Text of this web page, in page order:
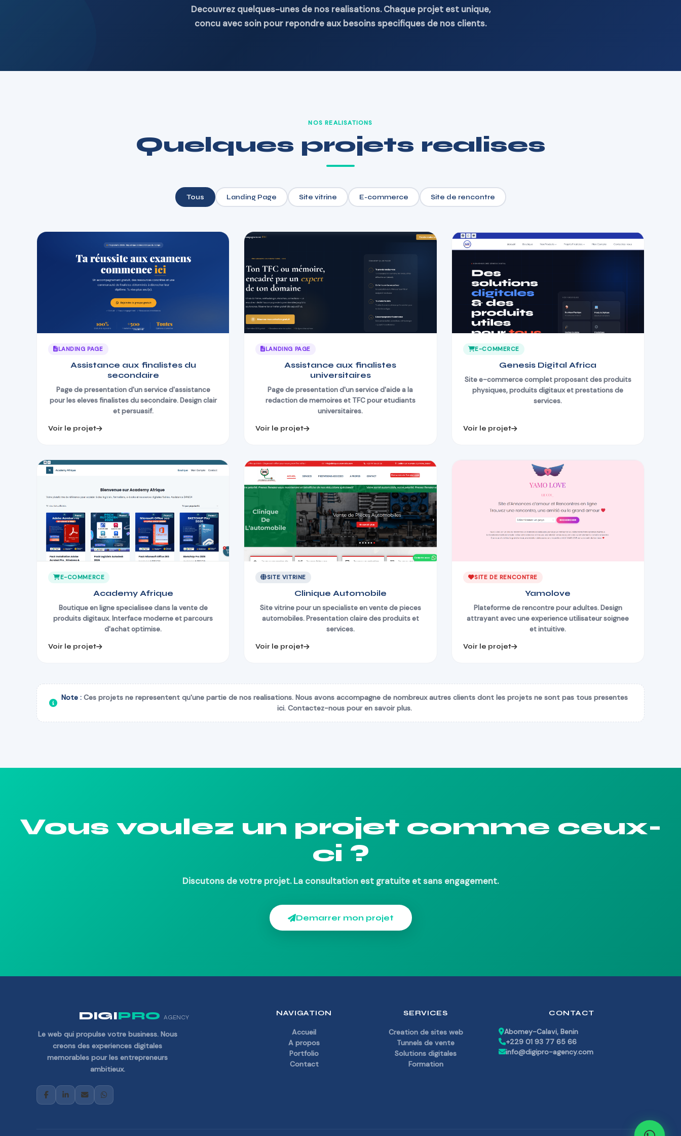
Decouvrez quelques-unes de nos realisations. Chaque projet est unique,
concu avec soin pour repondre aux besoins specifiques de nos clients.
NOS REALISATIONS
Quelques projets realises
Tous Landing Page Site vitrine E-commerce Site de rencontre
LANDING PAGE
Assistance aux finalistes du
secondaire
Page de presentation d'un service d'assistance
pour les eleves finalistes du secondaire. Design clair
et persuasif.
Voir le projet
LANDING PAGE
Assistance aux finalistes
universitaires
Page de presentation d'un service d'aide a la
redaction de memoires et TFC pour etudiants
universitaires.
Voir le projet
E-COMMERCE
Genesis Digital Africa
Site e-commerce complet proposant des produits
physiques, produits digitaux et prestations de
services.
Voir le projet
E-COMMERCE
Academy Afrique
Boutique en ligne specialisee dans la vente de
produits digitaux. Interface moderne et parcours
d'achat optimise.
Voir le projet
SITE VITRINE
Clinique Automobile
Site vitrine pour un specialiste en vente de pieces
automobiles. Presentation claire des produits et
services.
Voir le projet
SITE DE RENCONTRE
Yamolove
Plateforme de rencontre pour adultes. Design
attrayant avec une experience utilisateur soignee
et intuitive.
Voir le projet
Note : Ces projets ne representent qu'une partie de nos realisations. Nous avons accompagne de nombreux autres clients dont les projets ne sont pas tous presentes
ici. Contactez-nous pour en savoir plus.
Vous voulez un projet comme ceux-
ci ?
Discutons de votre projet. La consultation est gratuite et sans engagement.
Demarrer mon projet
DIGIPRO AGENCY
Le web qui propulse votre business. Nous
creons des experiences digitales
memorables pour les entrepreneurs
ambitieux.
NAVIGATION
Accueil
A propos
Portfolio
Contact
SERVICES
Creation de sites web
Tunnels de vente
Solutions digitales
Formation
CONTACT
Abomey-Calavi, Benin
+229 01 93 77 65 66
info@digipro-agency.com